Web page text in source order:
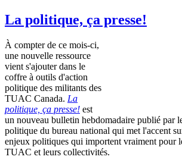
La politique, ça presse!
À compter de ce mois-ci,
une nouvelle ressource
vient s'ajouter dans le
coffre à outils d'action
politique des militants des
TUAC Canada. La
politique, ça presse! est
un nouveau bulletin hebdomadaire publié par
politique du bureau national qui met l'accent
enjeux politiques qui importent vraiment pour
TUAC et leurs collectivités.